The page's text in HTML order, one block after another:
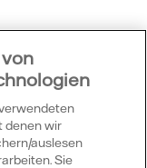
Datum der
des jeweiligen
denen wir
auslesen
Sie